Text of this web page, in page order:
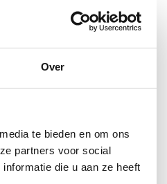
Over
te bieden en om ons
partners voor social
die u aan ze heeft